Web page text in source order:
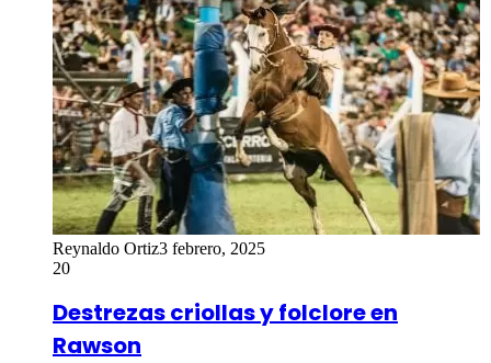
Reynaldo Ortiz3 febrero, 2025
20
Destrezas criollas y folclore en
Rawson